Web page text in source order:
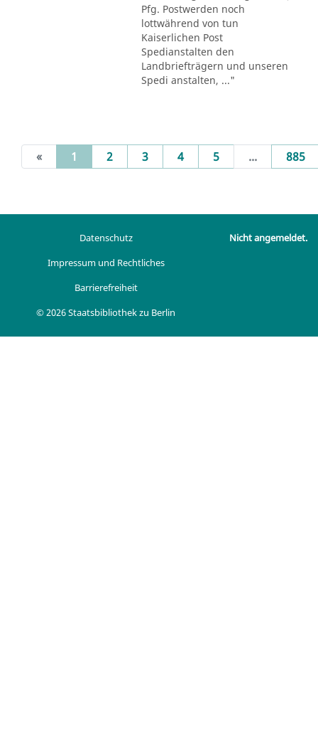
Pfg. Postwerden noch
lottwährend von tun
Kaiserlichen Post
Spedianstalten den
Landbriefträgern und unseren
Spedi anstalten, ..."
« 1 (current)
2 3 4 5 ... 885
Datenschutz
Impressum und Rechtliches
Barrierefreiheit
© 2026 Staatsbibliothek zu Berlin
Nicht angemeldet.